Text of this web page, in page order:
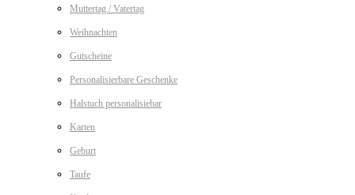
Muttertag / Vatertag
Weihnachten
Gutscheine
Personalisierbare Geschenke
Halstuch personalisiebar
Karten
Geburt
Taufe